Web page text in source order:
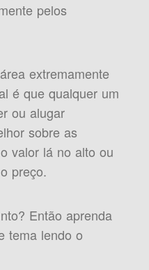
pelos
extremamente
é que qualquer um
ou alugar
sobre as
valor lá no alto ou
preço.
Então aprenda
tema lendo o